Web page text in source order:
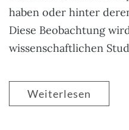
haben oder hinter
Diese Beobachtung
wissenschaftlichen
Weiterlesen